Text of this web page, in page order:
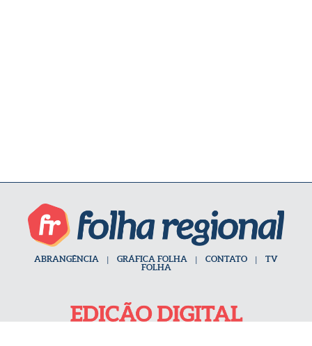
ABRANGÊNCIA | GRÁFICA FOLHA | CONTATO | TV
FOLHA